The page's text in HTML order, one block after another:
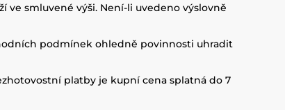
smluvené výši. Není-li uvedeno výslovně
podmínek ohledně povinnosti uhradit
platby je kupní cena splatná do 7